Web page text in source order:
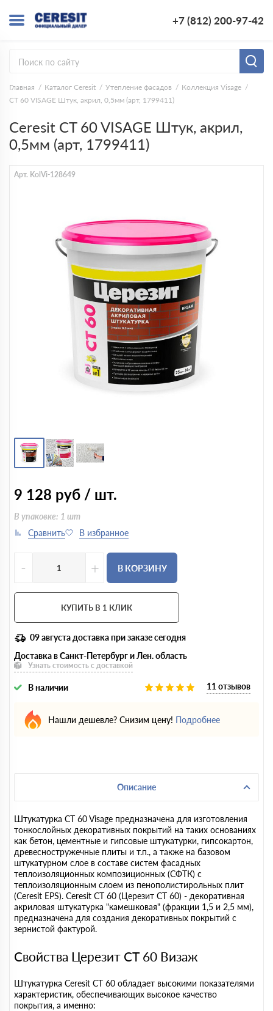
+7 (812) 200-97-42
Главная Каталог Ceresit Утепление фасадов
Коллекция Visage
CT 60 VISAGE Штук, акрил, 0,5мм (арт, 1799411)
Ceresit CT 60 VISAGE Штук, акрил,
0,5мм (арт, 1799411)
Арт. KolVi-128649
9 128 руб / шт.
В упаковке: 1 шт
- + В КОРЗИНУ
КУПИТЬ В 1 КЛИК
09 августа доставка при заказе сегодня
Доставка в Санкт-Петербург и Лен. область
Узнать стоимость с доставкой
В наличии 11 отзывов
Нашли дешевле? Снизим цену! Подробнее
Описание
Штукатурка CT 60 Visage предназначена для изготовления
тонкослойных декоративных покрытий на таких основаниях
как бетон, цементные и гипсовые штукатурки, гипсокартон,
древесностружечные плиты и т.п., а также на базовом
штукатурном слое в составе систем фасадных
теплоизоляционных композиционных (СФТК) с
теплоизоляционным слоем из пенополистирольных плит
(Ceresit EPS). Ceresit CT 60 (Церезит СТ 60) - декоративная
акриловая штукатурка "камешковая" (фракции 1,5 и 2,5 мм),
предназначена для создания декоративных покрытий с
зернистой фактурой.
Свойства Церезит СТ 60 Визаж
Штукатурка Ceresit CT 60 обладает высокими показателями
характеристик, обеспечивающих высокое качество
покрытия, а именно: